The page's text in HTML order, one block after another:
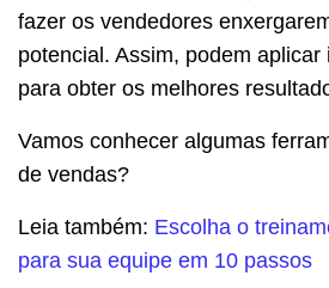
fazer os vendedores
potencial. Assim, podem aplicar
para obter os melhores
Vamos conhecer algumas
de vendas?
Leia também: Escolha o
para sua equipe em 10 passos